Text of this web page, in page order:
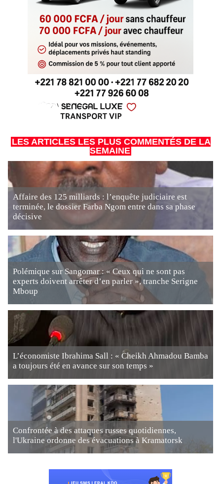
LES ARTICLES LES PLUS COMMENTÉS DE LA
SEMAINE
Affaire des 125 milliards : l’enquête judiciaire est
terminée, le dossier Farba Ngom entre dans sa phase
décisive
Polémique sur Sangomar : « Ceux qui ne sont pas
experts doivent arrêter d’en parler », tranche Serigne
Mboup
L’économiste Ibrahima Sall : « Cheikh Ahmadou Bamba
a toujours été en avance sur son temps »
Confrontée à des attaques russes quotidiennes,
l'Ukraine ordonne des évacuations à Kramatorsk